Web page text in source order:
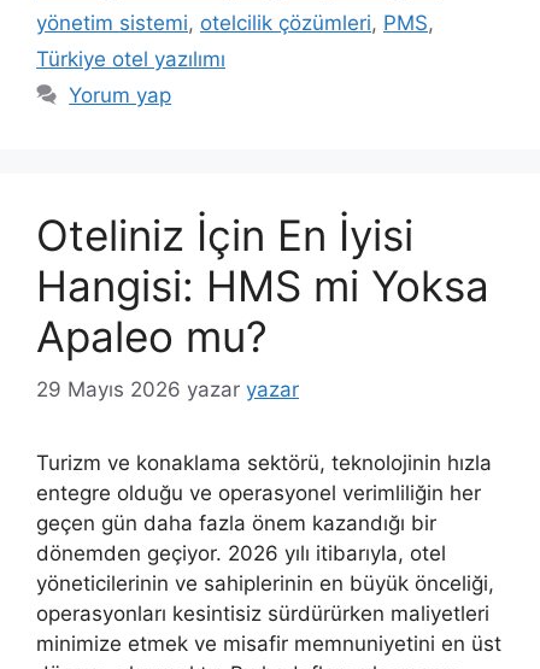
yönetim sistemi, otelcilik çözümleri, PMS,
Türkiye otel yazılımı
Yorum yap
Oteliniz İçin En İyisi
Hangisi: HMS mi Yoksa
Apaleo mu?
29 Mayıs 2026 yazar yazar
Turizm ve konaklama sektörü, teknolojinin hızla
entegre olduğu ve operasyonel verimliliğin her
geçen gün daha fazla önem kazandığı bir
dönemden geçiyor. 2026 yılı itibarıyla, otel
yöneticilerinin ve sahiplerinin en büyük önceliği,
operasyonları kesintisiz sürdürürken maliyetleri
minimize etmek ve misafir memnuniyetini en üst